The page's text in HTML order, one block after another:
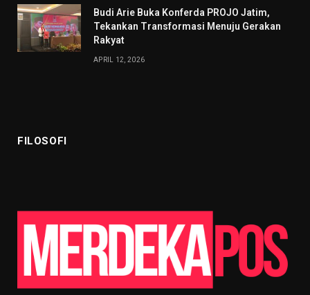
Budi Arie Buka Konferda PROJO Jatim,
Tekankan Transformasi Menuju Gerakan
Rakyat
APRIL 12, 2026
FILOSOFI